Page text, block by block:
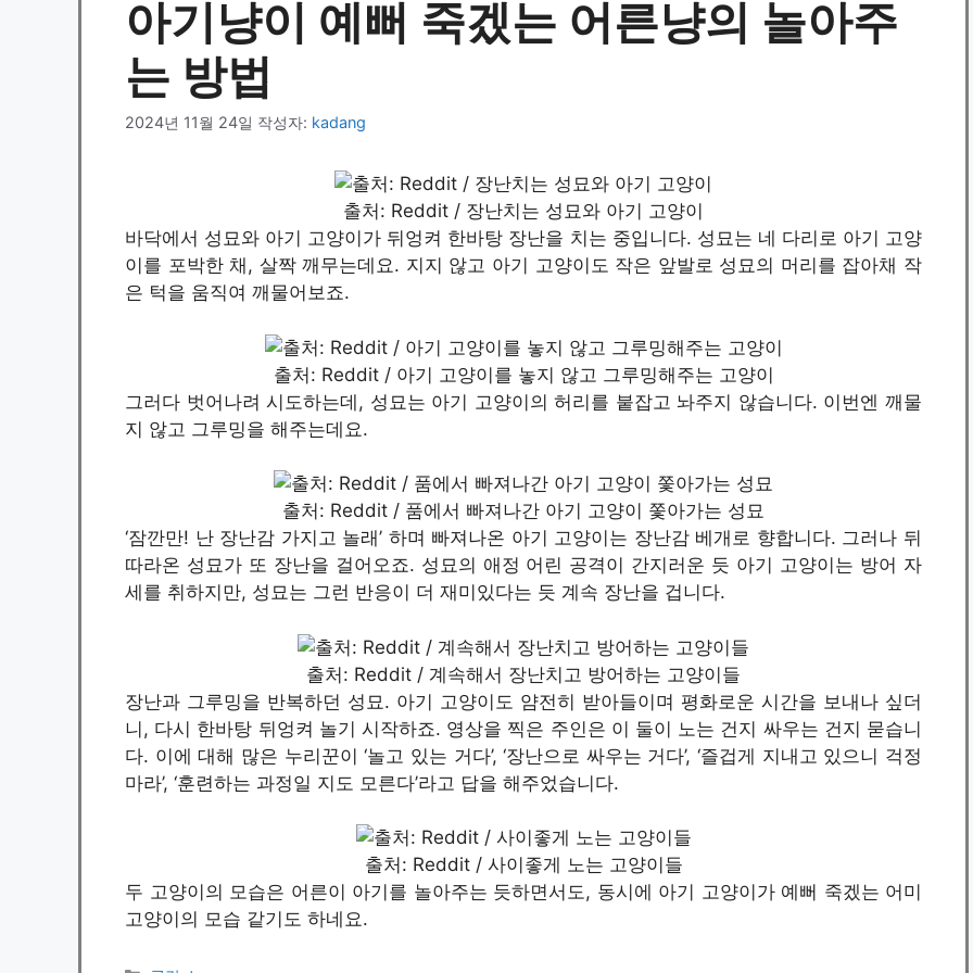
아기냥이 예뻐 죽겠는 어른냥의 놀아주
는 방법
2024년 11월 24일 작성자: kadang
출처: Reddit / 장난치는 성묘와 아기 고양이
바닥에서 성묘와 아기 고양이가 뒤엉켜 한바탕 장난을 치는 중입니다. 성묘는 네 다리로 아기 고양
이를 포박한 채, 살짝 깨무는데요. 지지 않고 아기 고양이도 작은 앞발로 성묘의 머리를 잡아채 작
은 턱을 움직여 깨물어보죠.
출처: Reddit / 아기 고양이를 놓지 않고 그루밍해주는 고양이
그러다 벗어나려 시도하는데, 성묘는 아기 고양이의 허리를 붙잡고 놔주지 않습니다. 이번엔 깨물
지 않고 그루밍을 해주는데요.
출처: Reddit / 품에서 빠져나간 아기 고양이 쫓아가는 성묘
‘잠깐만! 난 장난감 가지고 놀래’ 하며 빠져나온 아기 고양이는 장난감 베개로 향합니다. 그러나 뒤
따라온 성묘가 또 장난을 걸어오죠. 성묘의 애정 어린 공격이 간지러운 듯 아기 고양이는 방어 자
세를 취하지만, 성묘는 그런 반응이 더 재미있다는 듯 계속 장난을 겁니다.
출처: Reddit / 계속해서 장난치고 방어하는 고양이들
장난과 그루밍을 반복하던 성묘. 아기 고양이도 얌전히 받아들이며 평화로운 시간을 보내나 싶더
니, 다시 한바탕 뒤엉켜 놀기 시작하죠. 영상을 찍은 주인은 이 둘이 노는 건지 싸우는 건지 묻습니
다. 이에 대해 많은 누리꾼이 ‘놀고 있는 거다’, ‘장난으로 싸우는 거다’, ‘즐겁게 지내고 있으니 걱정
마라’, ‘훈련하는 과정일 지도 모른다’라고 답을 해주었습니다.
출처: Reddit / 사이좋게 노는 고양이들
두 고양이의 모습은 어른이 아기를 놀아주는 듯하면서도, 동시에 아기 고양이가 예뻐 죽겠는 어미
고양이의 모습 같기도 하네요.